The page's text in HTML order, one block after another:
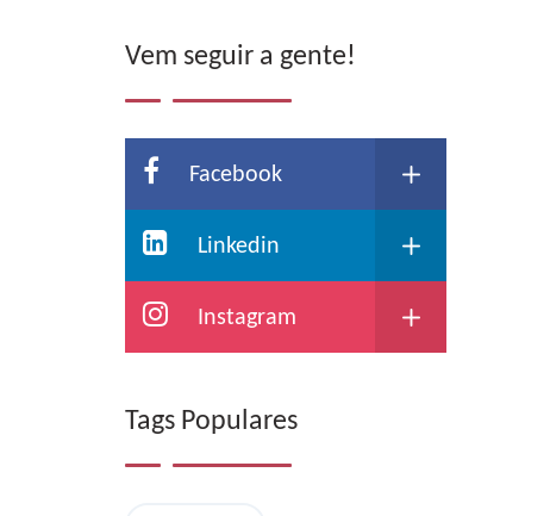
Vem seguir a gente!
Facebook
Linkedin
Instagram
Tags Populares